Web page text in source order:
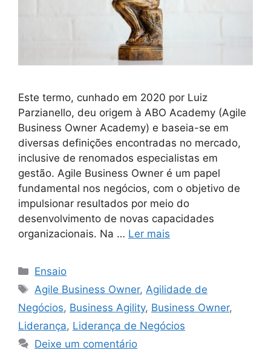
Este termo, cunhado em 2020 por Luiz
Parzianello, deu origem à ABO Academy (Agile
Business Owner Academy) e baseia-se em
diversas definições encontradas no mercado,
inclusive de renomados especialistas em
gestão. Agile Business Owner é um papel
fundamental nos negócios, com o objetivo de
impulsionar resultados por meio do
desenvolvimento de novas capacidades
organizacionais. Na … Ler mais
Ensaio
Agile Business Owner, Agilidade de
Negócios, Business Agility, Business Owner,
Liderança, Liderança de Negócios
Deixe um comentário